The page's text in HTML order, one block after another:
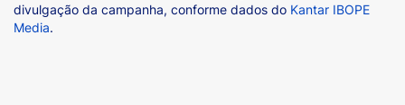
divulgação da campanha, conforme dados do Kantar IBOPE
Media.